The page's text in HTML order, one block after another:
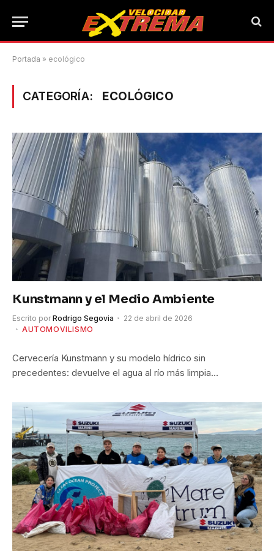
Portada » ecológico
CATEGORÍA: ECOLÓGICO
Kunstmann y el Medio Ambiente
Escrito por Rodrigo Segovia
22 de abril de 2026
AUTOMOVILISMO
Cervecería Kunstmann y su modelo hídrico sin
precedentes: devuelve el agua al río más limpia…